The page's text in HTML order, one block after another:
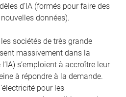
d’IA (formés pour faire des
données).
sociétés de très grande
massivement dans la
s’emploient à accroître leur
à répondre à la demande.
pour les